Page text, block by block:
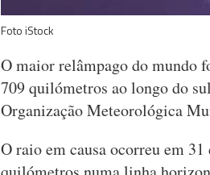
Foto iStock
O maior relâmpago do mundo
709 quilómetros ao longo do
Organização Meteorológica
O raio em causa ocorreu em